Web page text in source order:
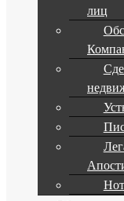
Подписка на
Карта
Социальные
Новости (620)
лиц